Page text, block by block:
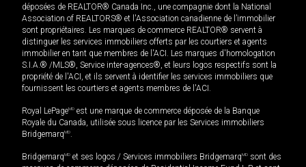
déposées de REALTOR® Canada Inc., une compagnie dont la National
Association of REALTORS® et l'Association canadienne de l’immobilier
sont propriétaires. Les marques de commerce REALTOR® servent à
distinguer les services immobiliers offerts par les courtiers et agents
immobilier en tant que membres de l'ACI. Les marques d'homologation
S.I.A.® /MLS®, Service inter-agences®, et leurs logos respectifs sont la
propriété de l'ACI, et ils servent à identifier les services immobiliers que
fournissent les courtiers et agents membres de l'ACI.
Royal LePageMD est une marque de commerce déposée de la Banque
Royale du Canada, utilisée sous licence par les Services immobiliers
BridgemarqMD.
BridgemarqMD et ses logos / Services immobiliers BridgemarqMD sont des